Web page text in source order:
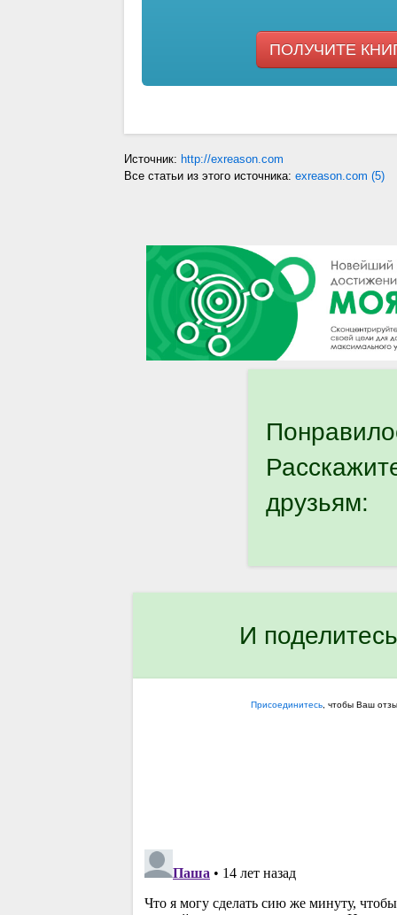
ПОЛУЧИТЕ
Источник: http://exreason.com
Все статьи из этого источника: exreason.com (5)
друзьям:
И
Присоединитесь , чтобы Ваш